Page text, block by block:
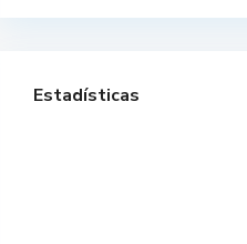
Estadísticas